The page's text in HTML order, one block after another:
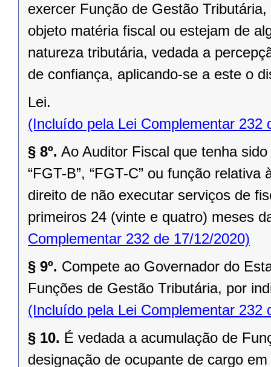
exercer Função de Gestão
objeto matéria fiscal ou estejam de
natureza tributária, vedada a
de confiança, aplicando-se a este o
Lei.
(Incluído pela Lei Complementar 232
§ 8º. Ao Auditor Fiscal que tenha
“FGT-B”, “FGT-C” ou função
direito de não executar serviços de
primeiros 24 (vinte e quatro) meses
Complementar 232 de 17/12/2020)
§ 9º. Compete ao Governador do
Funções de Gestão Tributária, por
(Incluído pela Lei Complementar 232
§ 10. É vedada a acumulação de
designação de ocupante de cargo